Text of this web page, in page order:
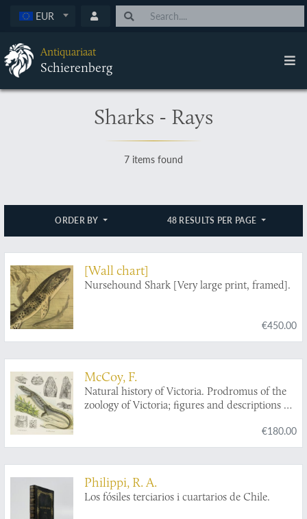
EUR
Antiquariaat
Schierenberg
Sharks - Rays
7 items found
ORDER BY 48 RESULTS PER PAGE
[Wall chart]
Nursehound Shark [Very large print, framed].
€450.00
McCoy, F.
Natural history of Victoria. Prodromus of the
zoology of Victoria; figures and descriptions of
indigenous animals. Decade XX. [Complete
Decade].
€180.00
Philippi, R. A.
Los fósiles terciarios i cuartarios de Chile.